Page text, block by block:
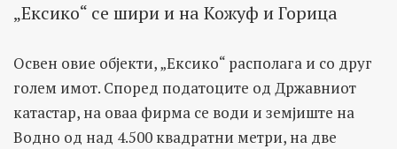
„Ексико“ се шири и на Кожуф и Горица
Освен овие објекти, „Ексико“ располага и со друг
голем имот. Според податоците од Државниот
катастар, на оваа фирма се води и земјиште на
Водно од над 4.500 квадратни метри, на две